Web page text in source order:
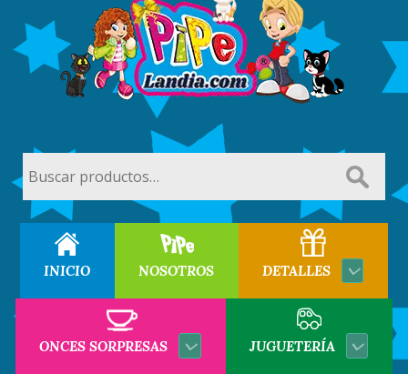
por:
INICIO NOSOTROS DETALLES
ONCES SORPRESAS JUGUETERÍA